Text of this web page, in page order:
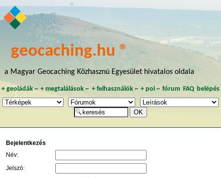
geocaching.hu ®
a Magyar Geocaching Közhasznú Egyesület hivatalos oldala
+ geoládák~ +megtalálások ~ + felhasználók~ + poi~ fórum FAQ belépés
Bejelentkezés
Név:
Jelszó: